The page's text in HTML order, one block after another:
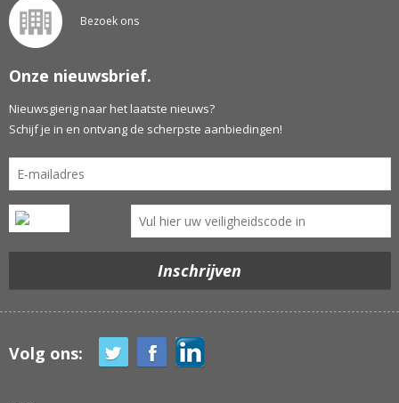
Bezoek ons
Onze nieuwsbrief.
Nieuwsgierig naar het laatste nieuws?
Schijf je in en ontvang de scherpste aanbiedingen!
Volg ons: